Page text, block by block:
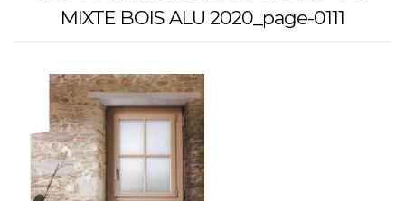
MIXTE BOIS ALU 2020_page-0111